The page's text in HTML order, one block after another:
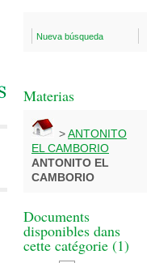
Nueva búsqueda
Materias
>ANTONITO
EL CAMBORIO
ANTONITO EL
CAMBORIO
Documents
disponibles dans
cette catégorie (1)